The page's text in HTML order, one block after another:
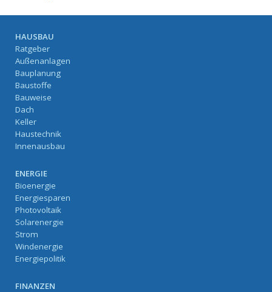
HAUSBAU
Ratgeber
Außenanlagen
Bauplanung
Baustoffe
Bauweise
Dach
Keller
Haustechnik
Innenausbau
ENERGIE
Bioenergie
Energiesparen
Photovoltaik
Solarenergie
Strom
Windenergie
Energiepolitik
FINANZEN